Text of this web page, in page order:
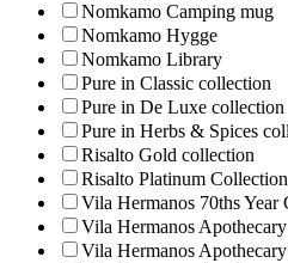
Nomkamo Camping mug
Nomkamo Hygge
Nomkamo Library
Pure in Classic collection
Pure in De Luxe collection
Pure in Herbs & Spices
Risalto Gold collection
Risalto Platinum Collection
Vila Hermanos 70ths Year
Vila Hermanos
Vila Hermanos